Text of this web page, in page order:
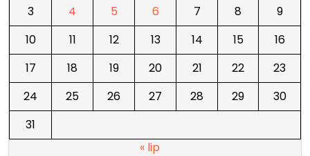
3
4 5 6 7 8
9
10
11 12 13 14 15
16
17
18 19 20 21 22
23
24
25 26 27 28 29
30
31
« lip